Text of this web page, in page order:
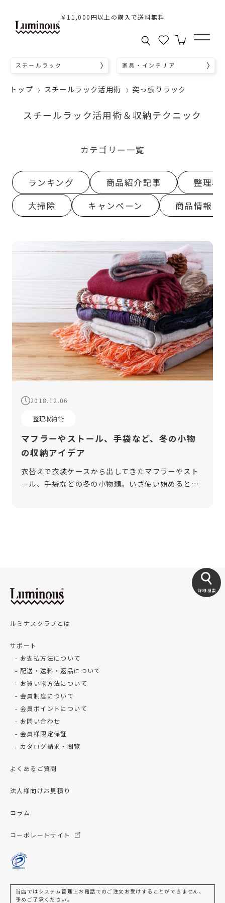
￥11,000円以上の購入で送料無料
スチールラック 家具・インテリア
トップ スチールラック活用術 突っ張りラック
スチールラック活用術＆収納テクニック
カテゴリー一覧
ランキング 商品紹介記事
整理収
大掃除
キャンペーン 商品情報
2018.12.06
整理収納術
マフラーやストール、手袋など、冬の小物
の収納アイデア
衣替えで衣装ケースから出してきたマフラーやスト
ール、手袋などの冬の小物類。いざ使い始めると、
詳細検索
ルミナスクラブとは
サポート
お支払方法について
配送・送料・返品について
お買い物方法について
会員制度について
会員ポイントについて
お問い合わせ
会員様限定保証
カタログ請求・閲覧
よくあるご質問
法人様向けお見積り
コラム
コーポレートサイト
当店ではシステム管理上お電話でのご注文お受けすることができません、
予めご了承ください。